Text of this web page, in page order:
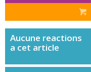
Aucune reactions
a cet article